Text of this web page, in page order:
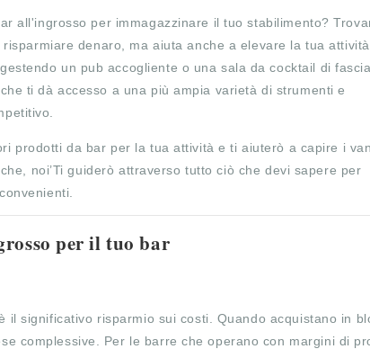
all'ingrosso per immagazzinare il tuo stabilimento?
denaro, ma aiuta anche a elevare la tua
un pub accogliente o una sala da cocktail di fascia
ti dà accesso a una più ampia varietà di strumenti e
prodotti da bar per la tua attività e ti aiuterò a capire i
noi’Ti guiderò attraverso tutto ciò che devi sapere per
per il tuo bar
il significativo risparmio sui costi. Quando acquistano in
complessive. Per le barre che operano con margini di